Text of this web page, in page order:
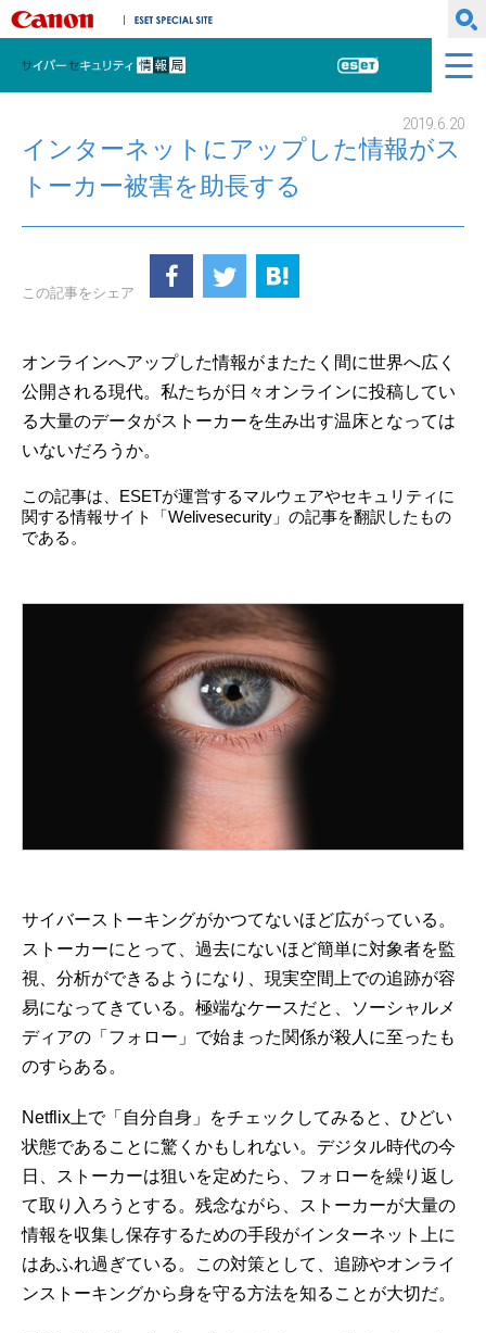
キヤノンマーケティングジャパン株式会社
サイバーセキュリティ情報局
ESET
2019.6.20
インターネットにアップした情報がス
トーカー被害を助長する
この記事をシェア
オンラインへアップした情報がまたたく間に世界へ広く
公開される現代。私たちが日々オンラインに投稿してい
る大量のデータがストーカーを生み出す温床となっては
いないだろうか。
この記事は、ESETが運営するマルウェアやセキュリティに
関する情報サイト「Welivesecurity」の記事を翻訳したもの
である。
サイバーストーキングがかつてないほど広がっている。
ストーカーにとって、過去にないほど簡単に対象者を監
視、分析ができるようになり、現実空間上での追跡が容
易になってきている。極端なケースだと、ソーシャルメ
ディアの「フォロー」で始まった関係が殺人に至ったも
のすらある。
Netflix上で「自分自身」をチェックしてみると、ひどい
状態であることに驚くかもしれない。デジタル時代の今
日、ストーカーは狙いを定めたら、フォローを繰り返し
て取り入ろうとする。残念ながら、ストーカーが大量の
情報を収集し保存するための手段がインターネット上に
はあふれ過ぎている。この対策として、追跡やオンライ
ンストーキングから身を守る方法を知ることが大切だ。